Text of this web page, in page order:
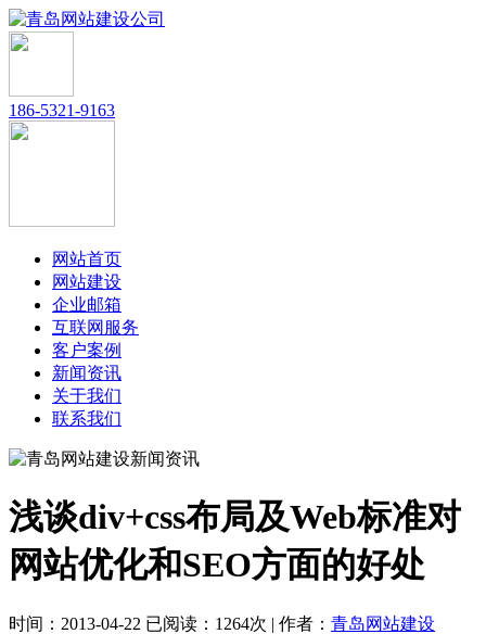
186-5321-9163
网站首页
网站建设
企业邮箱
互联网服务
客户案例
新闻资讯
关于我们
联系我们
浅谈div+css布局及Web标准对
网站优化和SEO方面的好处
时间：2013-04-22 已阅读：1264次 | 作者： 青岛网站建设